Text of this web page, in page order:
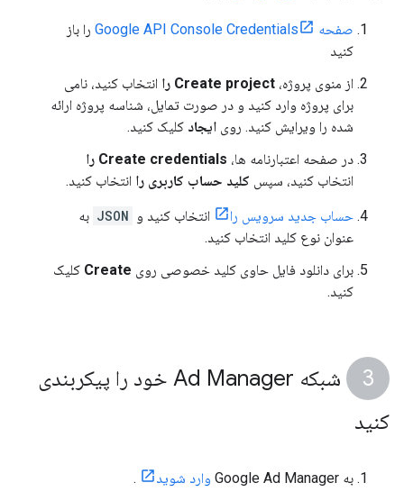
صفحه Google API Console Credentials
را باز
کنید
از منوی پروژه، Create project را
انتخاب کنید، نامی
برای پروژه وارد کنید و در صورت تمایل، شناسه پروژه ارائه
شده را ویرایش کنید. روی ایجاد کلیک کنید.
در صفحه اعتبارنامه ها، Create credentials را
انتخاب کنید، سپس کلید حساب کاربری را انتخاب کنید.
حساب جدید سرویس را انتخاب کنید و JSON به
عنوان نوع کلید انتخاب کنید.
برای دانلود فایل حاوی کلید خصوصی روی Create کلیک
کنید.
شبکه Ad Manager خود را پیکربندی
کنید
به Google Ad Manager وارد شوید
.